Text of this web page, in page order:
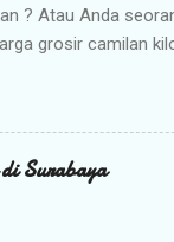
? Atau Anda
grosir camilan
dan
Camilan
distributor
Anda saat dijual
Surabaya